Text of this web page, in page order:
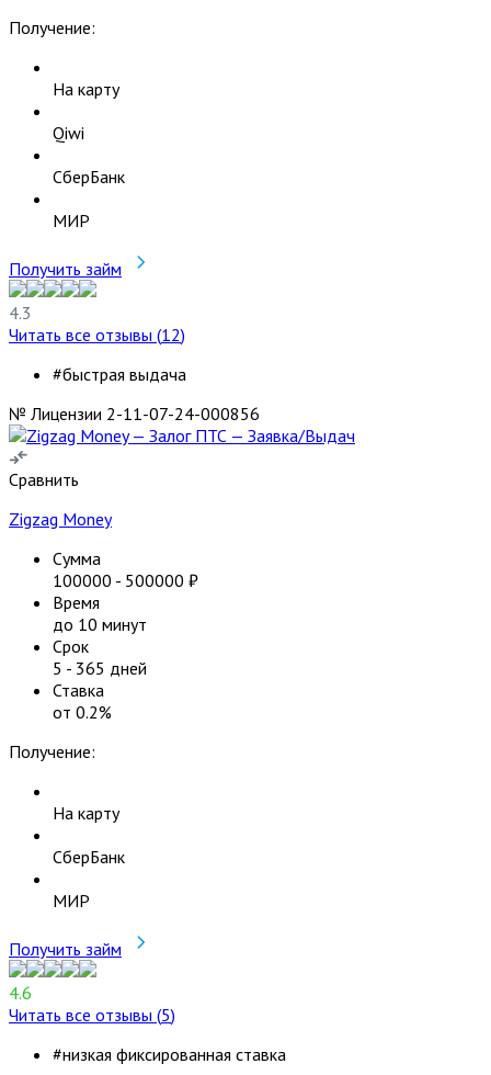
Получение:
На карту
Qiwi
СберБанк
МИР
Получить займ
4.3
Читать все отзывы (12)
#быстрая выдача
№ Лицензии 2-11-07-24-000856
Сравнить
Zigzag Money
Сумма
100000 - 500000 ₽
Время
до 10 минут
Срок
5 - 365 дней
Ставка
от 0.2%
Получение:
На карту
СберБанк
МИР
Получить займ
4.6
Читать все отзывы (5)
#низкая фиксированная ставка